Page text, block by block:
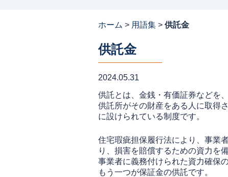
ホーム > 用語集 > 供託金
供託金
2024.05.31
供託とは、金銭・有価証券などを
供託所がその財産をある人に取得
に設けられている制度です。
住宅瑕疵担保履行法により、事業
り、損害を賠償するための資力を
事業者に義務付けられた資力確保
もう一つが保証金の供託です。